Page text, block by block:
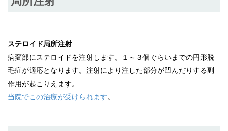
ステロイド局所注射
病変部にステロイドを注射します。１～３個ぐらいまでの円形脱
毛症が適応となります。注射により注した部分が凹んだりする副
作用が起こりえます。
当院でこの治療が受けられます。